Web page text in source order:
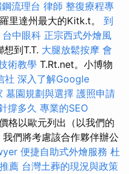
流理台 律師 整復療程專
里達州最大的Kitk.t。 到
台中眼科 正宗西式外燴風
到T.T. 大腿放鬆按摩 會
術教學 T.Rt.net。小博物
社 深入了解Google
墓園規劃與選擇 護照申請
撐多久 專業的SEO
格以歐元列出（以我們的
們將考慮該合作夥伴辦公
便捷自助式外燴服務 杜
薦 台灣土葬的現況與政策